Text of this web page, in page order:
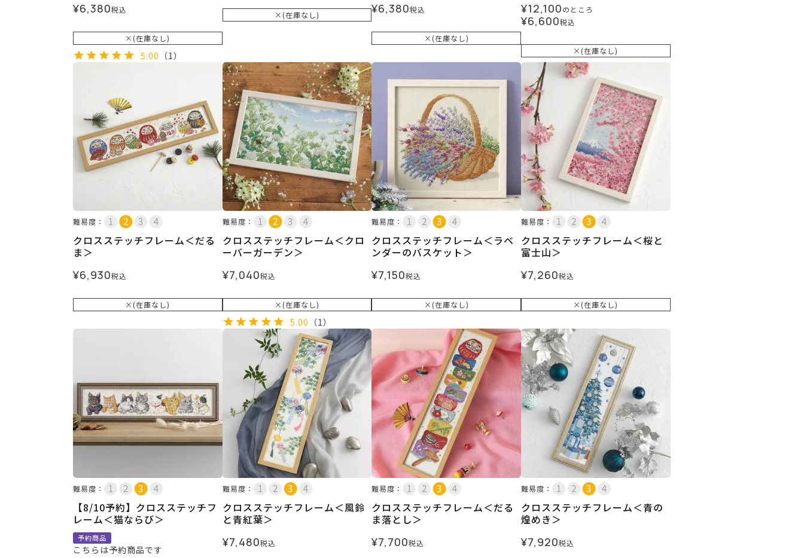
¥6,380税込
×(在庫なし)
5.00 （1）
×(在庫なし)
¥6,380税込
×(在庫なし)
¥12,100のところ
¥6,600税込
×(在庫なし)
難易度：
クロスステッチフレーム＜だる
ま＞
¥6,930税込
×(在庫なし)
難易度：
クロスステッチフレーム＜クロ
ーバーガーデン＞
¥7,040税込
×(在庫なし)
5.00 （1）
難易度：
クロスステッチフレーム＜ラベ
ンダーのバスケット＞
¥7,150税込
×(在庫なし)
難易度：
クロスステッチフレーム＜桜と
富士山＞
¥7,260税込
×(在庫なし)
難易度：
【8/10予約】クロスステッチフ
レーム＜猫ならび＞
予約商品
こちらは予約商品です
難易度：
クロスステッチフレーム＜風鈴
と青紅葉＞
¥7,480税込
難易度：
クロスステッチフレーム＜だる
ま落とし＞
¥7,700税込
難易度：
クロスステッチフレーム＜青の
煌めき＞
¥7,920税込